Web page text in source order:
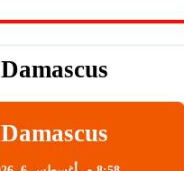
Damascus
Damascus